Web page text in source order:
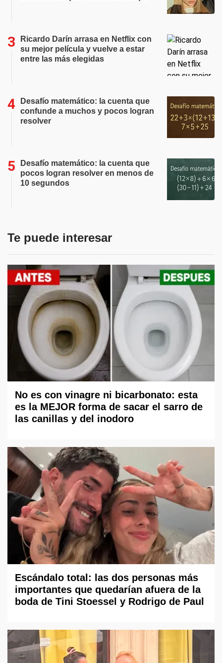
Ricardo Darín arrasa en Netflix con
su mejor película y vuelve a estar
entre las más elegidas
Desafío matemático: la cuenta que
confunde a muchos y pocos logran
resolver
Desafío matemático: la cuenta que
pocos logran resolver en menos de
10 segundos
Te puede interesar
No es con vinagre ni bicarbonato: esta
es la MEJOR forma de sacar el sarro de
las canillas y del inodoro
Escándalo total: las dos personas más
importantes que quedarían afuera de la
boda de Tini Stoessel y Rodrigo de Paul